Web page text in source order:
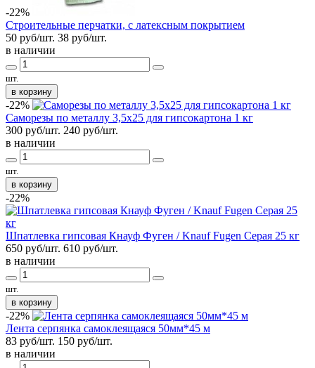
-22%
Строительные перчатки, с латексным покрытием
50 руб/шт. 38 руб/шт.
в наличии
шт.
в корзину
-22%
Саморезы по металлу 3,5х25 для гипсокартона 1 кг
300 руб/шт. 240 руб/шт.
в наличии
шт.
в корзину
-22%
Шпатлевка гипсовая Кнауф Фуген / Knauf Fugen Серая 25 кг
650 руб/шт. 610 руб/шт.
в наличии
шт.
в корзину
-22%
Лента серпянка самоклеящаяся 50мм*45 м
83 руб/шт. 150 руб/шт.
в наличии